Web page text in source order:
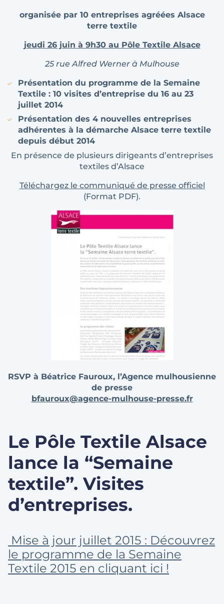
organisée par 10 entreprises agréées Alsace
terre textile
jeudi 26 juin à 9h30 au Pôle Textile Alsace
25 rue Alfred Werner à Mulhouse
Présentation du programme de la Semaine
Textile : 10 visites d’entreprise du 16 au 23
juillet 2014
Présentation des 4 nouvelles entreprises
adhérentes à la démarche Alsace terre textile
depuis début 2014
En présence de plusieurs dirigeants d’entreprises
textiles d’Alsace
Téléchargez le communiqué de presse officiel
(Format PDF).
RSVP à Béatrice Fauroux, l’Agence mulhousienne
de presse
bfauroux@agence-mulhouse-presse.fr
Le Pôle Textile Alsace
lance la “Semaine
textile”. Visites
d’entreprises.
Mise à jour juillet 2015 : Découvrez
le programme de la Semaine
Textile 2015 en cliquant ici !